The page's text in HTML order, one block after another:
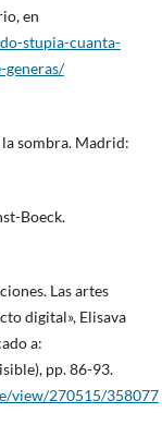
en
stupia-cuanta-
sombra. Madrid:
Boeck.
Las artes
digital», Elisava
a:
pp. 86-93.
view/270515/358077